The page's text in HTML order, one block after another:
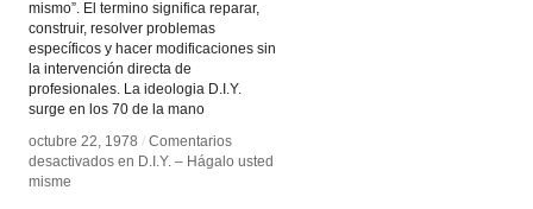
mismo”. El termino significa reparar,
construir, resolver problemas
específicos y hacer modificaciones sin
la intervención directa de
profesionales. La ideologia D.I.Y.
surge en los 70 de la mano
octubre 22, 1978 / Comentarios
desactivados en D.I.Y. – Hágalo usted
misme
octubre 22, 1978 / Comentarios
desactivados en D.I.Y. – Hágalo usted
misme